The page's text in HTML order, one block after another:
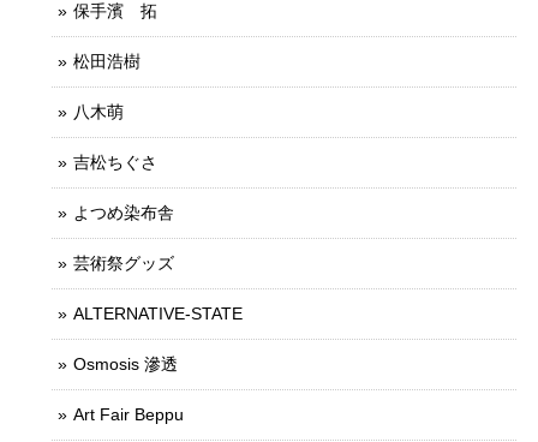
保手濱 拓
松田浩樹
八木萌
吉松ちぐさ
よつめ染布舎
芸術祭グッズ
ALTERNATIVE-STATE
Osmosis 滲透
Art Fair Beppu